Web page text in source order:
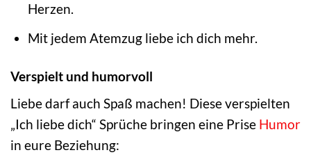
Herzen.
Mit jedem Atemzug liebe ich dich mehr.
Verspielt und humorvoll
Liebe darf auch Spaß machen! Diese verspielten
„Ich liebe dich“ Sprüche bringen eine Prise Humor
in eure Beziehung: